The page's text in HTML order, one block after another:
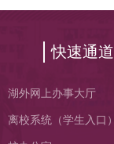
快速通道
湖外网上办事大厅
离校系统（学生入口）